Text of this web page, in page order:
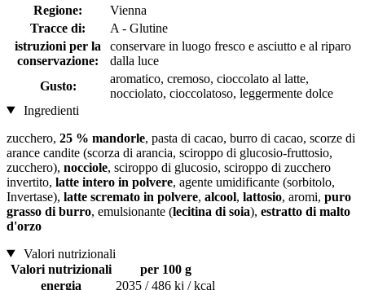
Regione:
Vienna
Tracce di:
A - Glutine
istruzioni per la
conservazione:
conservare in luogo fresco e asciutto e al riparo
dalla luce
Gusto:
aromatico, cremoso, cioccolato al latte,
nocciolato, cioccolatoso, leggermente dolce
Ingredienti
zucchero, 25 % mandorle, pasta di cacao, burro di cacao, scorze di
arance candite (scorza di arancia, sciroppo di glucosio-fruttosio,
zucchero), nocciole, sciroppo di glucosio, sciroppo di zucchero
invertito, latte intero in polvere, agente umidificante (sorbitolo,
Invertase), latte scremato in polvere, alcool, lattosio, aromi, puro
grasso di burro, emulsionante (lecitina di soia), estratto di malto
d'orzo
Valori nutrizionali
Valori nutrizionali
per 100 g
energia
2035 / 486 kj / kcal